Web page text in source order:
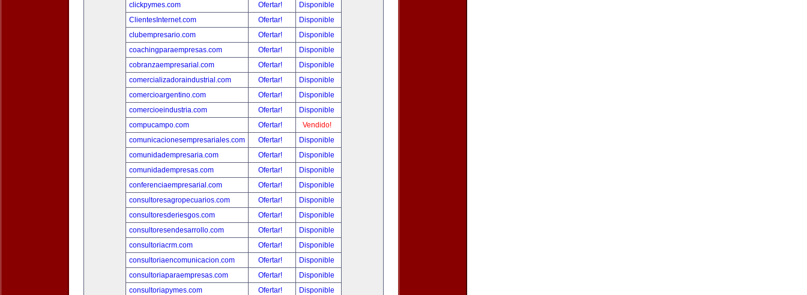
clickpymes.com
Ofertar!
Disponible
ClientesInternet.com
Ofertar!
Disponible
clubempresario.com
Ofertar!
Disponible
coachingparaempresas.com
Ofertar!
Disponible
cobranzaempresarial.com
Ofertar!
Disponible
comercializadoraindustrial.com
Ofertar!
Disponible
comercioargentino.com
Ofertar!
Disponible
comercioeindustria.com
Ofertar!
Disponible
compucampo.com
Ofertar!
Vendido!
comunicacionesempresariales.com
Ofertar!
Disponible
comunidadempresaria.com
Ofertar!
Disponible
comunidadempresas.com
Ofertar!
Disponible
conferenciaempresarial.com
Ofertar!
Disponible
consultoresagropecuarios.com
Ofertar!
Disponible
consultoresderiesgos.com
Ofertar!
Disponible
consultoresendesarrollo.com
Ofertar!
Disponible
consultoriacrm.com
Ofertar!
Disponible
consultoriaencomunicacion.com
Ofertar!
Disponible
consultoriaparaempresas.com
Ofertar!
Disponible
consultoriapymes.com
Ofertar!
Disponible